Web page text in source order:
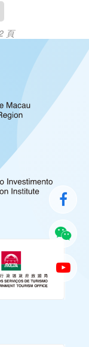
頁